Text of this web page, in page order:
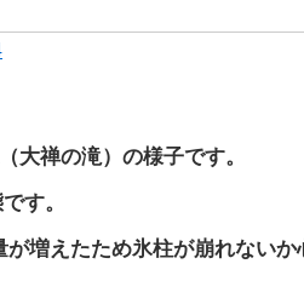
大禅の滝）の様子です。
す。
増えたため氷柱が崩れないか